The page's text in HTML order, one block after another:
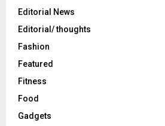
Editorial News
Editorial/ thoughts
Fashion
Featured
Fitness
Food
Gadgets